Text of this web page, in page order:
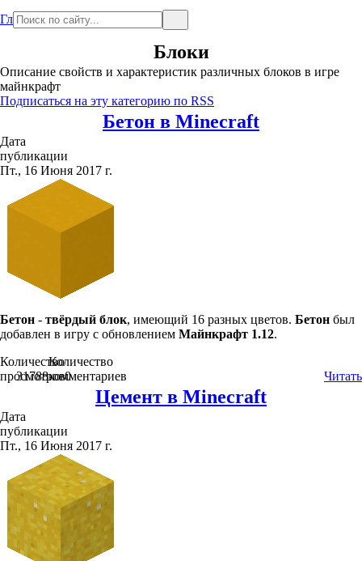
Главная
Блоки
Описание свойств и характеристик различных блоков в игре
майнкрафт
Подписаться на эту категорию по RSS
Бетон в Minecraft
Дата
публикации
Пт., 16 Июня 2017 г.
Бетон - твёрдый блок, имеющий 16 разных цветов. Бетон был
добавлен в игру с обновлением Майнкрафт 1.12.
Количество
просмотров
31788
Количество
комментариев
0 Читать
Цемент в Minecraft
Дата
публикации
Пт., 16 Июня 2017 г.